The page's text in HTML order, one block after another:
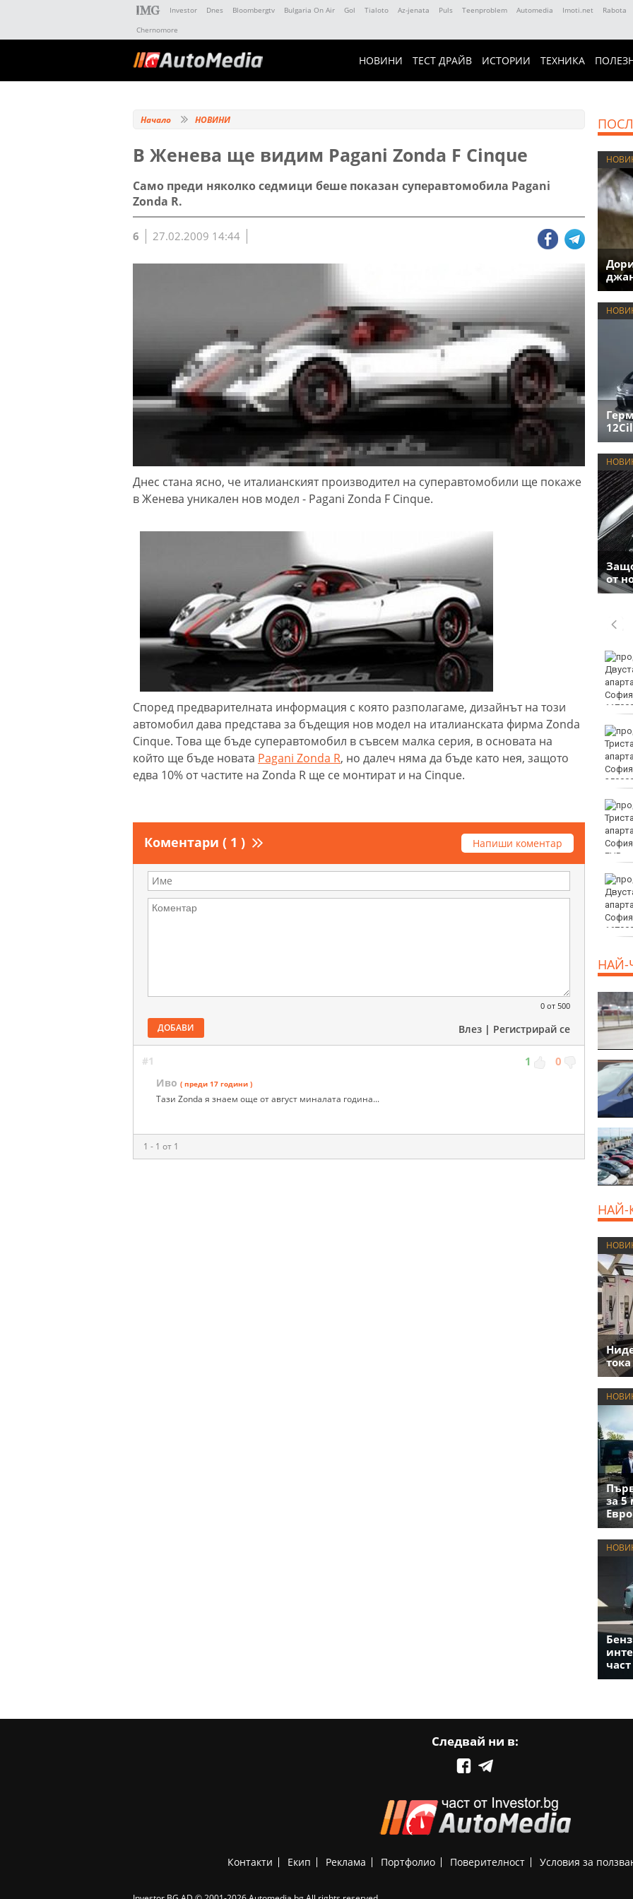
Investor Dnes Bloombergtv Bulgaria On Air Gol Tialoto Az-jenata Puls Teenproblem Automedia Imoti.net Rabota
Chernomore
НОВИНИ ТЕСТ ДРАЙВ ИСТОРИИ ТЕХНИКА
Начало НОВИНИ
В Женева ще видим Pagani Zonda F Cinque
Само преди няколко седмици беше показан суперавтомобила Pagani
Zonda R.
6 27.02.2009 14:44
Днес стана ясно, че италианският производител на суперавтомобили ще покаже
в Женева уникален нов модел - Pagani Zonda F Cinque.
Според предварителната информация с която разполагаме, дизайнът на този
автомобил дава представа за бъдещия нов модел на италианската фирма Zonda
Cinque. Това ще бъде суперавтомобил в съвсем малка серия, в основата на
който ще бъде новата Pagani Zonda R, но далеч няма да бъде като нея, защото
едва 10% от частите на Zonda R ще се монтират и на Cinque.
Коментари ( 1 ) Напиши коментар
0 от 500
ДОБАВИ Влез | Регистрирай се
#1 1 0
Иво ( преди 17 години )
Тази Zonda я знаем още от август миналата година...
1 - 1 от 1
от
ЦСКА удари с 3:0 Макаби
като гост
долара за унция
EUR
800
НАЙ-
НАЙ-
за 5
част
Следвай ни в:
Контакти Екип Реклама Портфолио Поверителност Условия за